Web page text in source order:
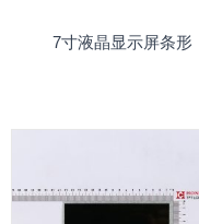
7寸液晶显示屏条形